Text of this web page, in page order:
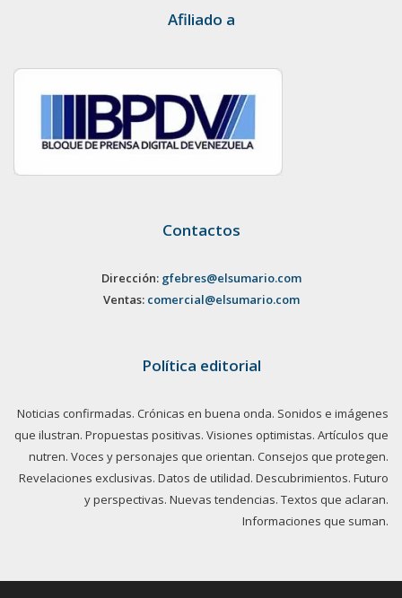
Afiliado a
Contactos
Dirección: gfebres@elsumario.com
Ventas: comercial@elsumario.com
Política editorial
Noticias confirmadas. Crónicas en buena onda. Sonidos e imágenes
que ilustran. Propuestas positivas. Visiones optimistas. Artículos que
nutren. Voces y personajes que orientan. Consejos que protegen.
Revelaciones exclusivas. Datos de utilidad. Descubrimientos. Futuro
y perspectivas. Nuevas tendencias. Textos que aclaran.
Informaciones que suman.